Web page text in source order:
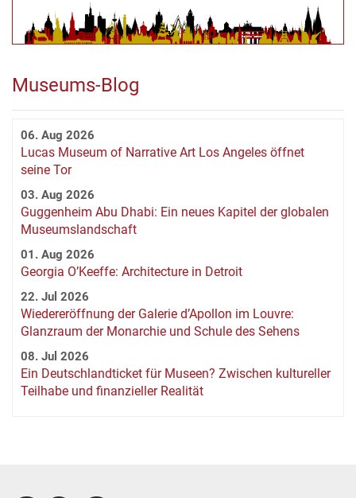
Museums-Blog
06. Aug 2026
Lucas Museum of Narrative Art Los Angeles öffnet
seine Tor
03. Aug 2026
Guggenheim Abu Dhabi: Ein neues Kapitel der globalen
Museumslandschaft
01. Aug 2026
Georgia O’Keeffe: Architecture in Detroit
22. Jul 2026
Wiedereröffnung der Galerie d’Apollon im Louvre:
Glanzraum der Monarchie und Schule des Sehens
08. Jul 2026
Ein Deutschlandticket für Museen? Zwischen kultureller
Teilhabe und finanzieller Realität